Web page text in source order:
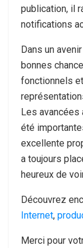
publication, il
notifications
Dans un
bonnes
fonctionnels
Les avancées
été
excellente
a toujours
heureux de
Découvrez
Internet,
Merci pour